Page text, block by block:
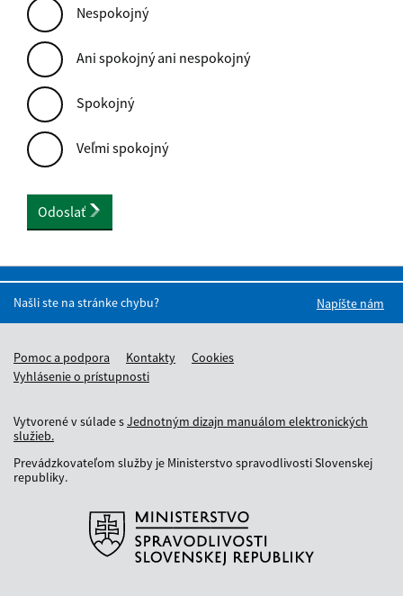
Nespokojný
Ani spokojný ani nespokojný
Spokojný
Veľmi spokojný
Odoslať
Našli ste na stránke chybu? Napíšte nám
Pomoc a podpora Kontakty
Cookies
Vyhlásenie o prístupnosti
Vytvorené v súlade sJednotným dizajn manuálom elektronických
služieb.
Prevádzkovateľom služby je Ministerstvo spravodlivosti Slovenskej
republiky.